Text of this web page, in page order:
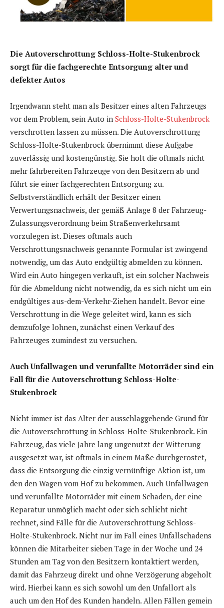
Die Autoverschrottung Schloss-Holte-Stukenbrock
sorgt für die fachgerechte Entsorgung alter und
defekter Autos
Irgendwann steht man als Besitzer eines alten Fahrzeugs
vor dem Problem, sein Auto in Schloss-Holte-Stukenbrock
verschrotten lassen zu müssen. Die Autoverschrottung
Schloss-Holte-Stukenbrock übernimmt diese Aufgabe
zuverlässig und kostengünstig. Sie holt die oftmals nicht
mehr fahrbereiten Fahrzeuge von den Besitzern ab und
führt sie einer fachgerechten Entsorgung zu.
Selbstverständlich erhält der Besitzer einen
Verwertungsnachweis, der gemäß Anlage 8 der Fahrzeug-
Zulassungsverordnung beim Straßenverkehrsamt
vorzulegen ist. Dieses oftmals auch
Verschrottungsnachweis genannte Formular ist zwingend
notwendig, um das Auto endgültig abmelden zu können.
Wird ein Auto hingegen verkauft, ist ein solcher Nachweis
für die Abmeldung nicht notwendig, da es sich nicht um ein
endgültiges aus-dem-Verkehr-Ziehen handelt. Bevor eine
Verschrottung in die Wege geleitet wird, kann es sich
demzufolge lohnen, zunächst einen Verkauf des
Fahrzeuges zumindest zu versuchen.
Auch Unfallwagen und verunfallte Motorräder sind ein
Fall für die Autoverschrottung Schloss-Holte-
Stukenbrock
Nicht immer ist das Alter der ausschlaggebende Grund für
die Autoverschrottung in Schloss-Holte-Stukenbrock. Ein
Fahrzeug, das viele Jahre lang ungenutzt der Witterung
ausgesetzt war, ist oftmals in einem Maße durchgerostet,
dass die Entsorgung die einzig vernünftige Aktion ist, um
den den Wagen vom Hof zu bekommen. Auch Unfallwagen
und verunfallte Motorräder mit einem Schaden, der eine
Reparatur unmöglich macht oder sich schlicht nicht
rechnet, sind Fälle für die Autoverschrottung Schloss-
Holte-Stukenbrock. Nicht nur im Fall eines Unfallschadens
können die Mitarbeiter sieben Tage in der Woche und 24
Stunden am Tag von den Besitzern kontaktiert werden,
damit das Fahrzeug direkt und ohne Verzögerung abgeholt
wird. Hierbei kann es sich sowohl um den Unfallort als
auch um den Hof des Kunden handeln. Allen Fällen gemein